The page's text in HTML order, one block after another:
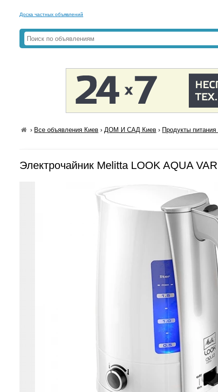
Доска частных объявлений
› Все объявления Киев ›ДОМ И САД Киев › Продукты
Электрочайник Melitta LOOK AQUA